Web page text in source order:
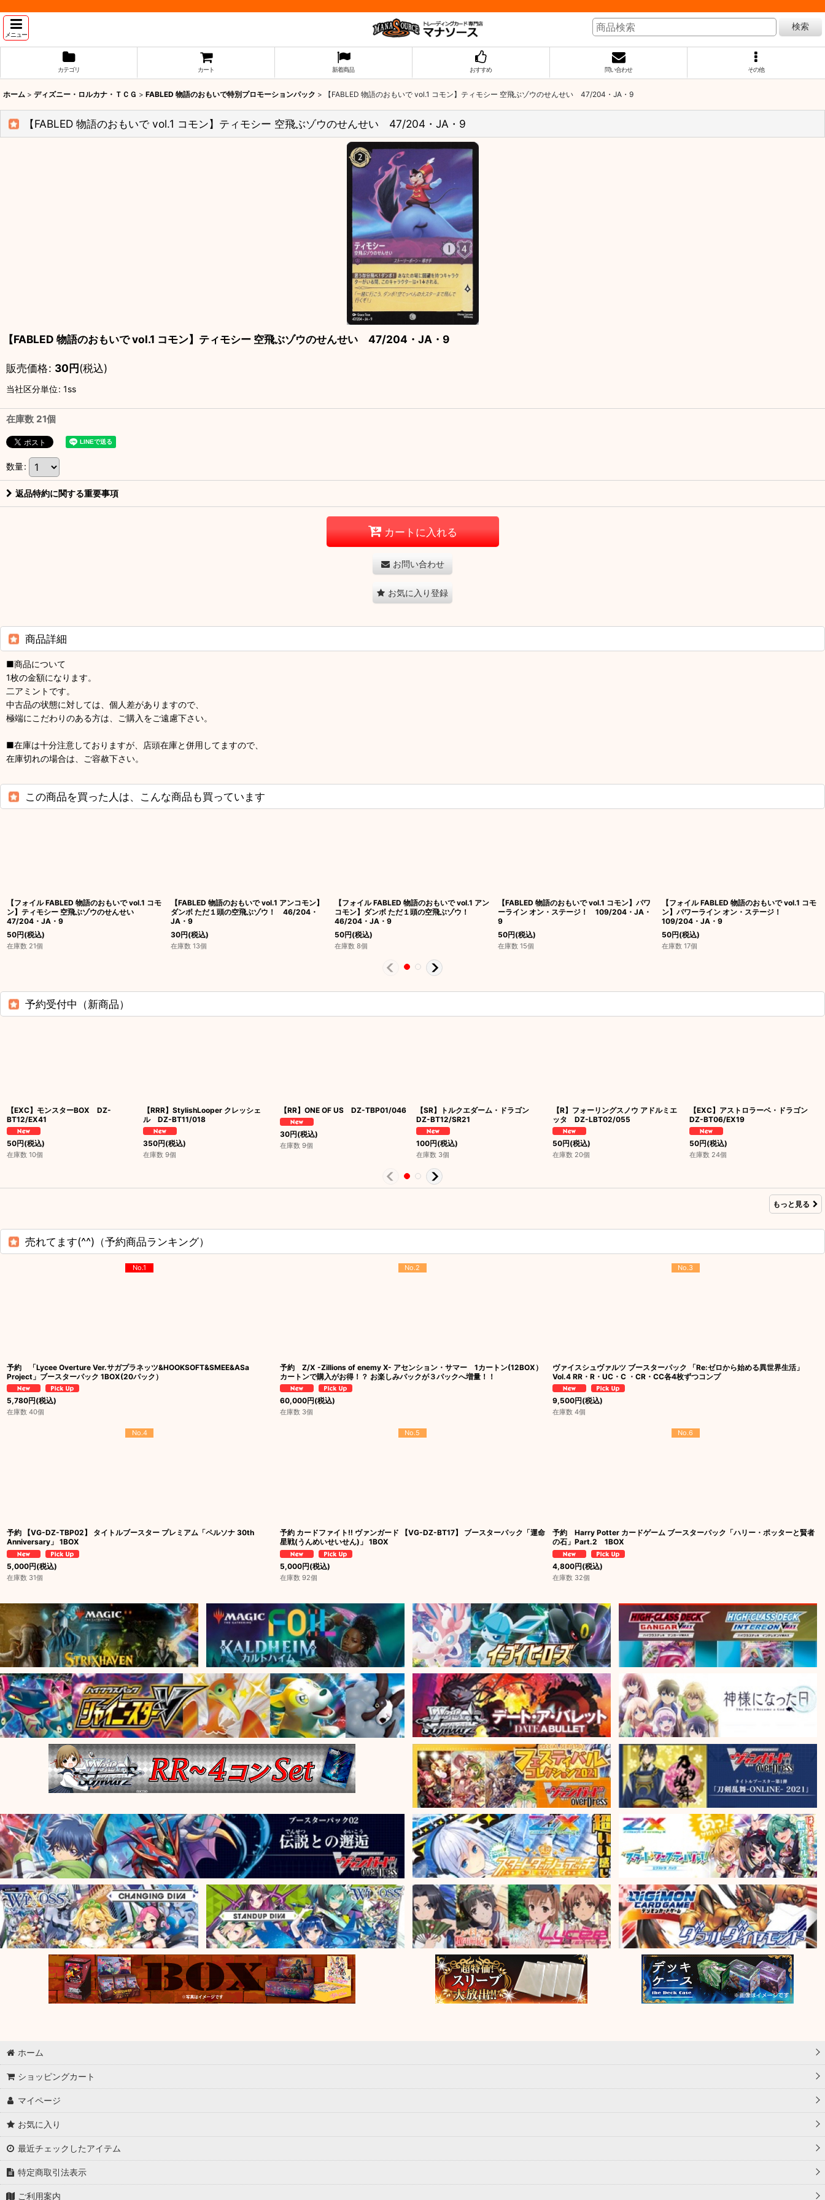
メニュー
検索
カテゴリ カート 新着商品 おすすめ 問い合わせ その他
ホーム > ディズニー・ロルカナ・ＴＣＧ > FABLED 物語のおもいで特別プロモーションパック > 【FABLED 物語のおもいで vol.1 コモン】ティモシー 空飛ぶゾウのせんせい 47/204・JA・9
【FABLED 物語のおもいで vol.1 コモン】ティモシー 空飛ぶゾウのせんせい 47/204・JA・9
【FABLED 物語のおもいで vol.1 コモン】ティモシー 空飛ぶゾウのせんせい 47/204・JA・9
販売価格: 30円(税込)
当社区分単位: 1ss
在庫数 21個
数量:
返品特約に関する重要事項
カートに入れる
お問い合わせ
お気に入り登録
商品詳細
■商品について
1枚の金額になります。
二アミントです。
中古品の状態に対しては、個人差がありますので、
極端にこだわりのある方は、ご購入をご遠慮下さい。
■在庫は十分注意しておりますが、店頭在庫と併用してますので、
在庫切れの場合は、ご容赦下さい。
この商品を買った人は、こんな商品も買っています
【フォイル FABLED 物語のおもいで vol.1 コモ
ン】ティモシー 空飛ぶゾウのせんせい
47/204・JA・9
50円(税込)
在庫数 21個
【FABLED 物語のおもいで vol.1 アンコモン】
ダンボ ただ１頭の空飛ぶゾウ！ 46/204・
JA・9
30円(税込)
在庫数 13個
【フォイル FABLED 物語のおもいで vol.1 アン
コモン】ダンボ ただ１頭の空飛ぶゾウ！
46/204・JA・9
50円(税込)
在庫数 8個
【FABLED 物語のおもいで vol.1 コモン】パワ
ーライン オン・ステージ！ 109/204・JA・
9
50円(税込)
在庫数 15個
【フォイル FABLED 物語のおもいで vol.1 コモ
ン】パワーライン オン・ステージ！
109/204・JA・9
50円(税込)
在庫数 17個
予約受付中（新商品）
【EXC】モンスターBOX DZ-
BT12/EX41
50円(税込)
在庫数 10個
【RRR】StylishLooper クレッシェ
ル DZ-BT11/018
350円(税込)
在庫数 9個
【RR】ONE OF US DZ-TBP01/046
30円(税込)
在庫数 9個
【SR】トルクエダーム・ドラゴン
DZ-BT12/SR21
100円(税込)
在庫数 3個
【R】フォーリングスノウ アドルミエ
ッタ DZ-LBT02/055
50円(税込)
在庫数 20個
【EXC】アストロラーベ・ドラゴン
DZ-BT06/EX19
50円(税込)
在庫数 24個
もっと見る
売れてます(^^)（予約商品ランキング）
No.1
予約 「Lycee Overture Ver.サガプラネッツ&HOOKSOFT&SMEE&ASa
Project」ブースターパック 1BOX(20パック）
5,780円(税込)
在庫数 40個
No.2
予約 Z/X -Zillions of enemy X- アセンション・サマー 1カートン(12BOX）
カートンで購入がお得！？ お楽しみパックが３パックへ増量！！
60,000円(税込)
在庫数 3個
No.3
ヴァイスシュヴァルツ ブースターパック 「Re:ゼロから始める異世界生活」
Vol.4 RR・R・UC・C ・CR・CC各4枚ずつコンプ
9,500円(税込)
在庫数 4個
No.4
予約 【VG-DZ-TBP02】 タイトルブースター プレミアム「ペルソナ 30th
Anniversary」 1BOX
5,000円(税込)
在庫数 31個
No.5
予約 カードファイト!! ヴァンガード 【VG-DZ-BT17】 ブースターパック「運命
星戦(うんめいせいせん)」 1BOX
5,000円(税込)
在庫数 92個
No.6
予約 Harry Potter カードゲーム ブースターパック「ハリー・ポッターと賢者
の石」Part.2 1BOX
4,800円(税込)
在庫数 32個
ホーム
ショッピングカート
マイページ
お気に入り
最近チェックしたアイテム
特定商取引法表示
ご利用案内